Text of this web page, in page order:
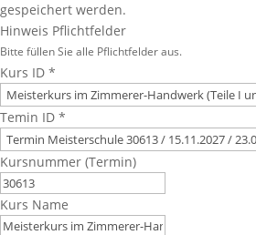
gespeichert werden.
Hinweis Pflichtfelder
Bitte füllen Sie alle Pflichtfelder aus.
Kurs ID *
Temin ID *
Kursnummer (Termin)
Kurs Name